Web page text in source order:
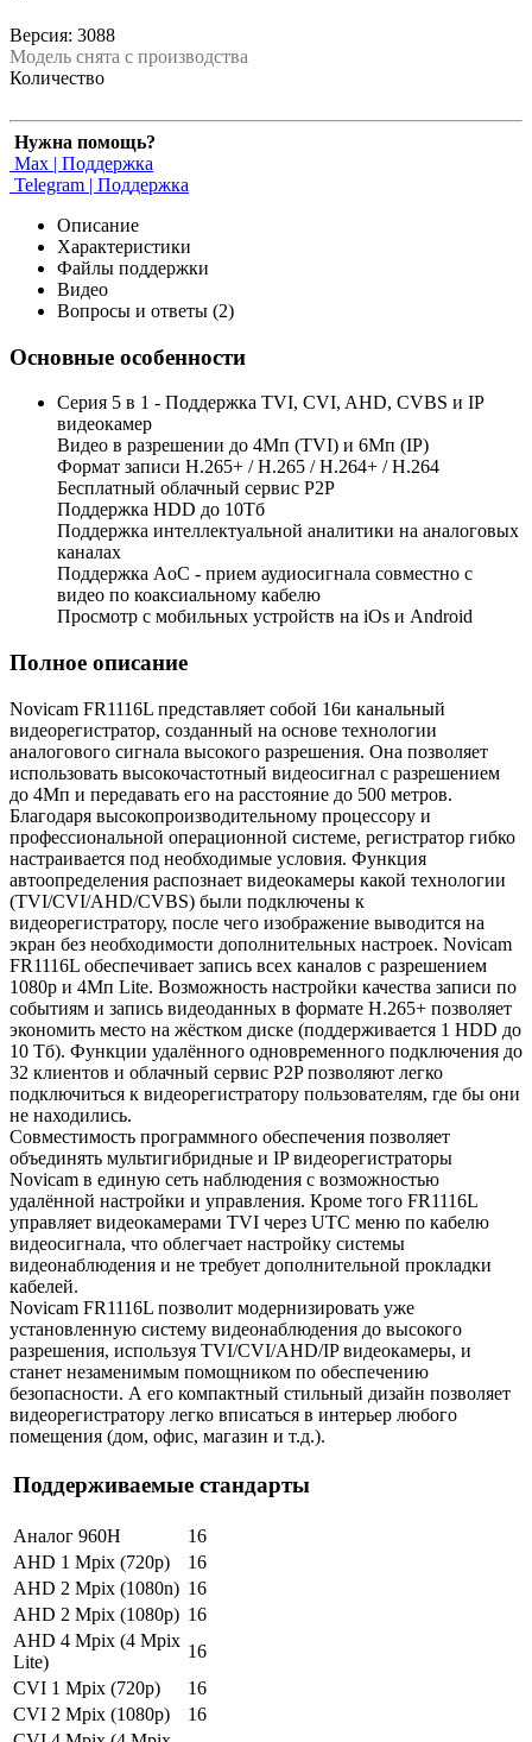
Версия: 3088
Модель снята с производства
Количество
Нужна помощь?
Max | Поддержка
Telegram | Поддержка
Описание
Характеристики
Файлы поддержки
Видео
Вопросы и ответы (2)
Основные особенности
Серия 5 в 1 - Поддержка TVI, CVI, AHD, CVBS и IP
видеокамер
Видео в разрешении до 4Мп (TVI) и 6Мп (IP)
Формат записи H.265+ / H.265 / H.264+ / H.264
Бесплатный облачный сервис Р2Р
Поддержка HDD до 10Тб
Поддержка интеллектуальной аналитики на аналоговых
каналах
Поддержка AoC - прием аудиосигнала совместно с
видео по коаксиальному кабелю
Просмотр с мобильных устройств на iOs и Android
Полное описание
Novicam FR1116L представляет собой 16и канальный
видеорегистратор, созданный на основе технологии
аналогового сигнала высокого разрешения. Она позволяет
использовать высокочастотный видеосигнал с разрешением
до 4Мп и передавать его на расстояние до 500 метров.
Благодаря высокопроизводительному процессору и
профессиональной операционной системе, регистратор гибко
настраивается под необходимые условия. Функция
автоопределения распознает видеокамеры какой технологии
(TVI/CVI/AHD/CVBS) были подключены к
видеорегистратору, после чего изображение выводится на
экран без необходимости дополнительных настроек. Novicam
FR1116L обеспечивает запись всех каналов с разрешением
1080р и 4Мп Lite. Возможность настройки качества записи по
событиям и запись видеоданных в формате H.265+ позволяет
экономить место на жёстком диске (поддерживается 1 HDD до
10 Tб). Функции удалённого одновременного подключения до
32 клиентов и облачный сервис P2P позволяют легко
подключиться к видеорегистратору пользователям, где бы они
не находились.
Совместимость программного обеспечения позволяет
объединять мультигибридные и IP видеорегистраторы
Novicam в единую сеть наблюдения с возможностью
удалённой настройки и управления. Кроме того FR1116L
управляет видеокамерами TVI через UTC меню по кабелю
видеосигнала, что облегчает настройку системы
видеонаблюдения и не требует дополнительной прокладки
кабелей.
Novicam FR1116L позволит модернизировать уже
установленную систему видеонаблюдения до высокого
разрешения, используя TVI/CVI/AHD/IP видеокамеры, и
станет незаменимым помощником по обеспечению
безопасности. А его компактный стильный дизайн позволяет
видеорегистратору легко вписаться в интерьер любого
помещения (дом, офис, магазин и т.д.).
Поддерживаемые стандарты
Аналог 960H
16
AHD 1 Mpix (720p)
16
AHD 2 Mpix (1080n) 16
AHD 2 Mpix (1080p) 16
AHD 4 Mpix (4 Mpix
Lite)
16
CVI 1 Mpix (720p)
16
CVI 2 Mpix (1080p)
16